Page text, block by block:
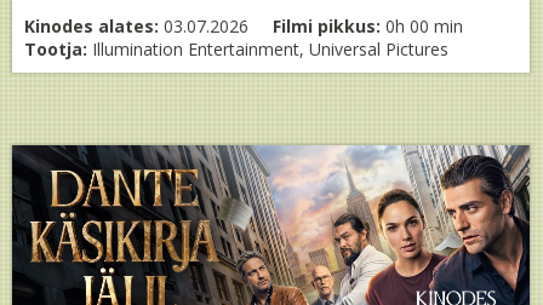
Kinodes alates: 03.07.2026 Filmi pikkus: 0h 00 min
Tootja: Illumination Entertainment, Universal Pictures